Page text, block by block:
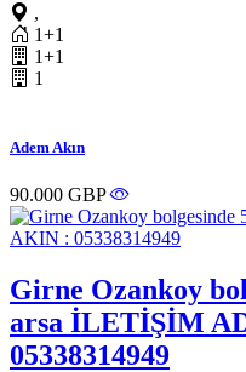
,
1+1
1+1
1
Adem Akın
90.000 GBP
Girne Ozankoy
arsa İLETİŞİM
05338314949